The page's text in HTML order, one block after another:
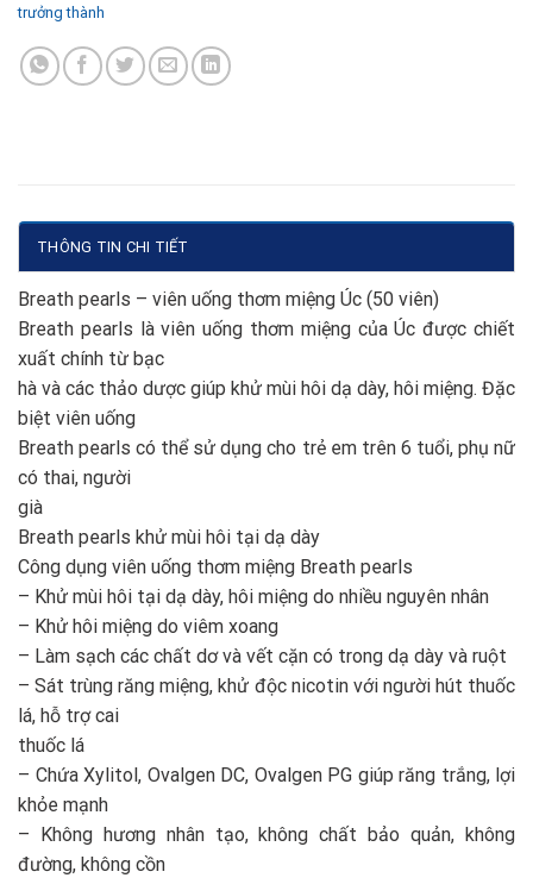
trưởng thành
THÔNG TIN CHI TIẾT
Breath pearls – viên uống thơm miệng Úc (50 viên)
Breath pearls là viên uống thơm miệng của Úc được chiết
xuất chính từ bạc
hà và các thảo dược giúp khử mùi hôi dạ dày, hôi miệng. Đặc
biệt viên uống
Breath pearls có thể sử dụng cho trẻ em trên 6 tuổi, phụ nữ
có thai, người
già
Breath pearls khử mùi hôi tại dạ dày
Công dụng viên uống thơm miệng Breath pearls
– Khử mùi hôi tại dạ dày, hôi miệng do nhiều nguyên nhân
– Khử hôi miệng do viêm xoang
– Làm sạch các chất dơ và vết cặn có trong dạ dày và ruột
– Sát trùng răng miệng, khử độc nicotin với người hút thuốc
lá, hỗ trợ cai
thuốc lá
– Chứa Xylitol, Ovalgen DC, Ovalgen PG giúp răng trắng, lợi
khỏe mạnh
– Không hương nhân tạo, không chất bảo quản, không
đường, không cồn